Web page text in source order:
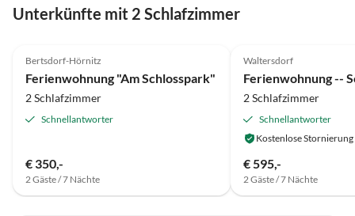
Unterkünfte mit 2 Schlafzimmer
Bertsdorf-Hörnitz
Ferienwohnung "Am Schlosspark"
2 Schlafzimmer
Schnellantworter
€ 350,-
2 Gäste / 7 Nächte
Waltersdorf
2 Schlafzimmer
Schnellantworter
Kostenlose Stornierung
€ 595,-
2 Gäste / 7 Nächte